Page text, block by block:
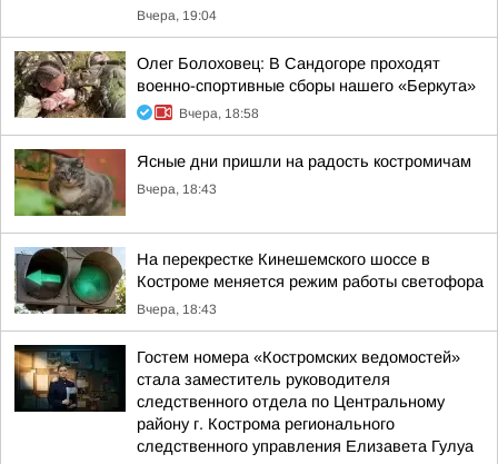
Вчера, 19:04
Олег Болоховец: В Сандогоре проходят
военно-спортивные сборы нашего «Беркута»
Вчера, 18:58
Ясные дни пришли на радость костромичам
Вчера, 18:43
На перекрестке Кинешемского шоссе в
Костроме меняется режим работы светофора
Вчера, 18:43
Гостем номера «Костромских ведомостей»
стала заместитель руководителя
следственного отдела по Центральному
району г. Кострома регионального
следственного управления Елизавета Гулуа